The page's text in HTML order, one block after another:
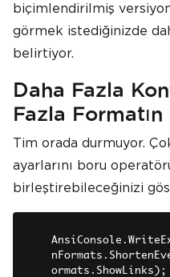
biçimlendirilmiş
görmek istediğinizde
belirtiyor.
Daha Fazla
Fazla
Tim orada durmuyor.
ayarlarını boru
birleştirebileceğinizi
ormats.ShowLinks);